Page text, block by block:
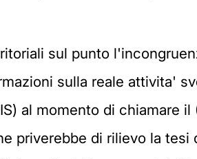
sul punto
sulla reale attivita'
al momento di chiamare
priverebbe di rilievo la